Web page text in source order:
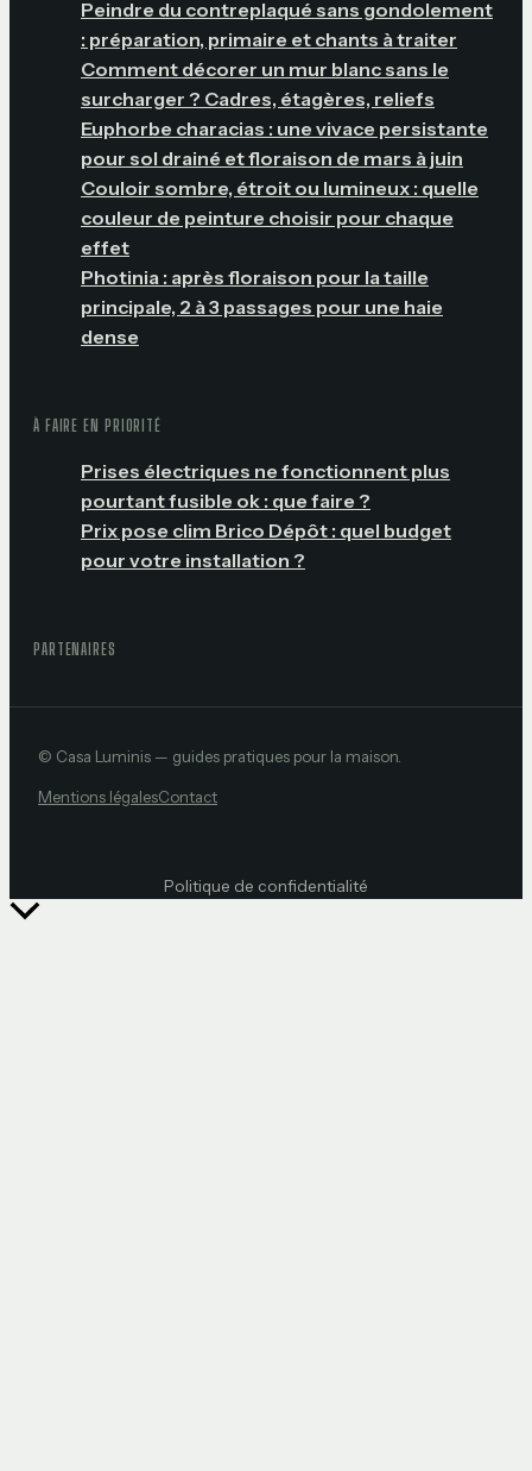
Peindre du contreplaqué sans gondolement
: préparation, primaire et chants à traiter
Comment décorer un mur blanc sans le
surcharger ? Cadres, étagères, reliefs
Euphorbe characias : une vivace persistante
pour sol drainé et floraison de mars à juin
Couloir sombre, étroit ou lumineux : quelle
couleur de peinture choisir pour chaque
effet
Photinia : après floraison pour la taille
principale, 2 à 3 passages pour une haie
dense
À FAIRE EN PRIORITÉ
Prises électriques ne fonctionnent plus
pourtant fusible ok : que faire ?
Prix pose clim Brico Dépôt : quel budget
pour votre installation ?
PARTENAIRES
© Casa Luminis — guides pratiques pour la maison.
Mentions légalesContact
Politique de confidentialité